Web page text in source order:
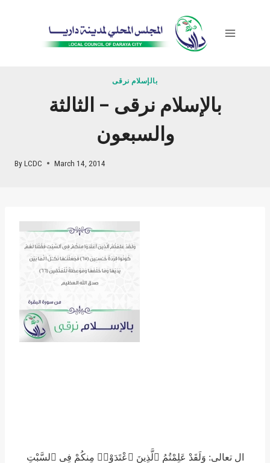
بالإسلام نرقى
بالإسلام نرقى – الثالثة
والسبعون
ByLCDC March 14, 2014
ال تعالى: وَلَقَدْ عَلِمْتُمُ ٱلَّذِينَ ٱعْتَدَوْا۟ مِنكُمْ فِى ٱلسَّبْتِ